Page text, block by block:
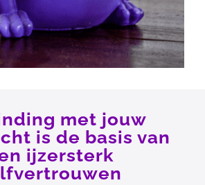
met jouw
is de basis van
ijzersterk